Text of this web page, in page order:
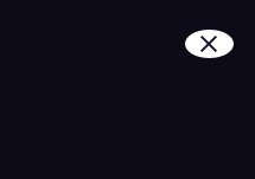
Waarom hebben we